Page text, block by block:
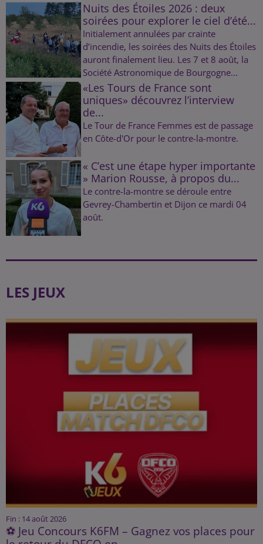
Nuits des Étoiles 2026 : deux
soirées pour explorer le ciel d’été...
Initialement annulées par crainte
d’incendie, les soirées des Nuits des Étoiles
auront finalement lieu. Les 7 et 8 août, la
Société Astronomique de Bourgogne...
«Les Tours de France sont
uniques» découvrez l’interview
de...
Le Tour de France Femmes est de passage
en Côte-d'Or pour le contre-la-montre.
« C’est une étape hyper importante
» Marion Rousse, à propos du...
Le contre-la-montre se déroule entre
Gevrey-Chambertin et Dijon ce mardi 04
août.
LES JEUX
Fin : 14 août 2026
⚽ Jeu Concours K6FM – Gagnez vos places pour